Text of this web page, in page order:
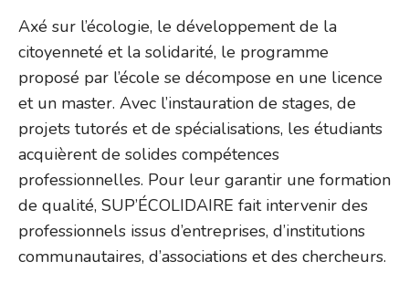
Axé sur l’écologie, le développement de la
citoyenneté et la solidarité, le programme
proposé par l’école se décompose en une licence
et un master. Avec l’instauration de stages, de
projets tutorés et de spécialisations, les étudiants
acquièrent de solides compétences
professionnelles. Pour leur garantir une formation
de qualité, SUP’ÉCOLIDAIRE fait intervenir des
professionnels issus d’entreprises, d’institutions
communautaires, d’associations et des chercheurs.